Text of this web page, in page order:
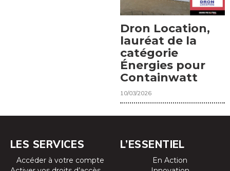
Dron Location,
lauréat de la
catégorie
Énergies pour
Containwatt
10/03/2026
LES SERVICES
Accéder à votre compte
L’ESSENTIEL
En Action